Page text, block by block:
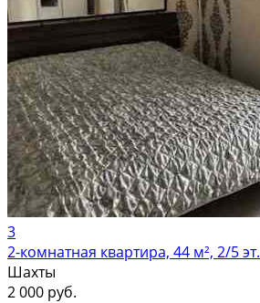
3
2-комнатная квартира, 44 м², 2/5 эт.
Шахты
2 000 руб.